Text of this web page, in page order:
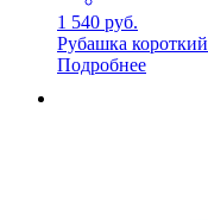
1 540 руб.
Рубашка
Подробнее